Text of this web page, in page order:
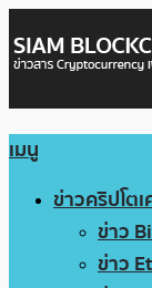
เมนู
ข่าวคริปโต
ข่าว
ข่าว